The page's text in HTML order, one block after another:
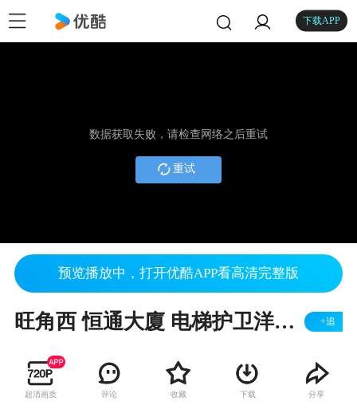
下载APP
数据获取失败，请检查网络之后重试
重试
预览播放中，打开优酷APP看高清完整版
旺角西 恒通大廈 电梯护卫洋楼 高层 实用374尺 厅大房大 2房 http://morris-property.com/archives/7829/ +追
超清画质 评论 收藏 下载 分享